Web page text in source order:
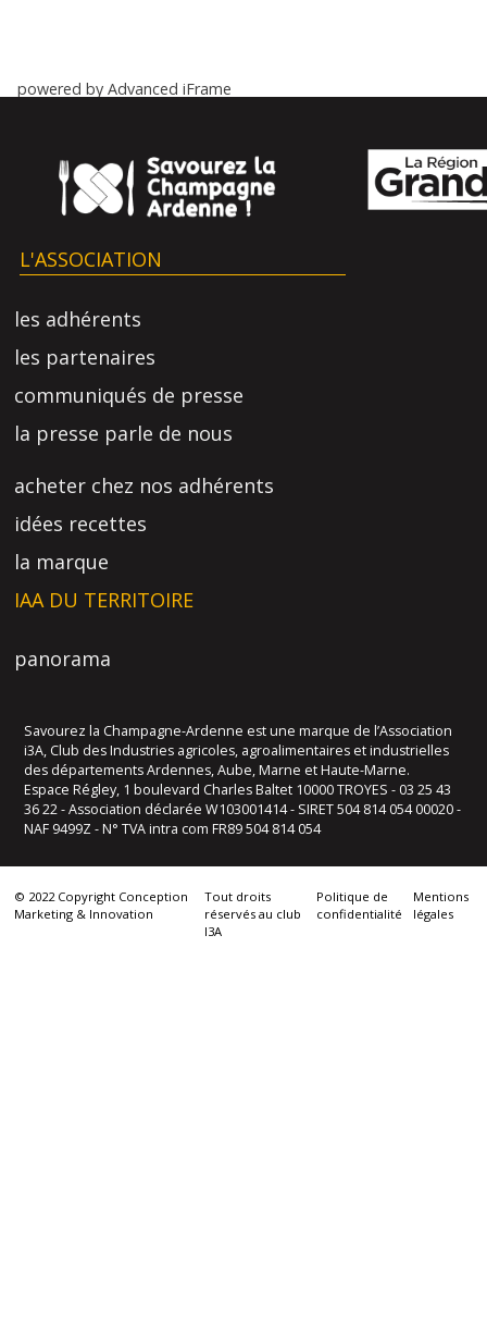
powered by Advanced iFrame
L'ASSOCIATION
les adhérents
les partenaires
communiqués de presse
la presse parle de nous
acheter chez nos adhérents
idées recettes
la marque
IAA DU TERRITOIRE
panorama
Savourez la Champagne-Ardenne est une marque de l’Association
i3A, Club des Industries agricoles, agroalimentaires et industrielles
des départements Ardennes, Aube, Marne et Haute-Marne.
Espace Régley, 1 boulevard Charles Baltet 10000 TROYES - 03 25 43
36 22 - Association déclarée W103001414 - SIRET 504 814 054 00020 -
NAF 9499Z - N° TVA intra com FR89 504 814 054
© 2022 Copyright Conception
Marketing & Innovation
Tout droits
réservés au club
I3A
Politique de
confidentialité
Mentions
légales